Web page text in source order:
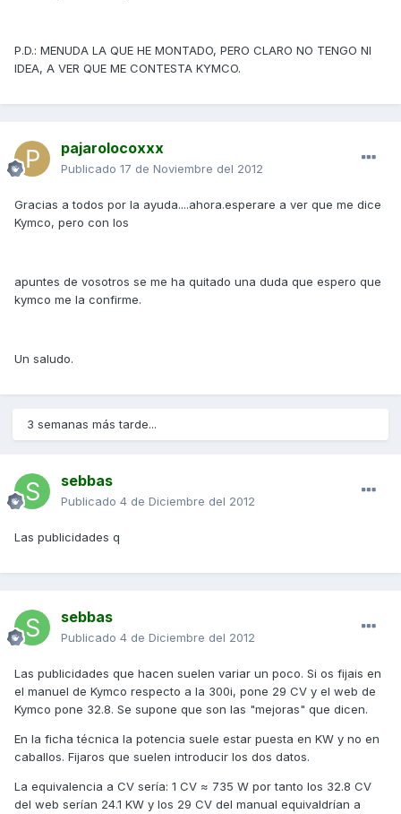
P.D.: MENUDA LA QUE HE MONTADO, PERO CLARO NO TENGO NI
IDEA, A VER QUE ME CONTESTA KYMCO.
pajarolocoxxx
Publicado 17 de Noviembre del 2012
Gracias a todos por la ayuda....ahora.esperare a ver que me dice
Kymco, pero con los
apuntes de vosotros se me ha quitado una duda que espero que
kymco me la confirme.
Un saludo.
3 semanas más tarde...
sebbas
Publicado 4 de Diciembre del 2012
Las publicidades q
sebbas
Publicado 4 de Diciembre del 2012
Las publicidades que hacen suelen variar un poco. Si os fijais en
el manuel de Kymco respecto a la 300i, pone 29 CV y el web de
Kymco pone 32.8. Se supone que son las "mejoras" que dicen.
En la ficha técnica la potencia suele estar puesta en KW y no en
caballos. Fijaros que suelen introducir los dos datos.
La equivalencia a CV sería: 1 CV ≈ 735 W por tanto los 32.8 CV
del web serían 24.1 KW y los 29 CV del manual equivaldrían a